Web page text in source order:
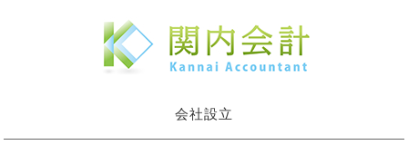
会社設立